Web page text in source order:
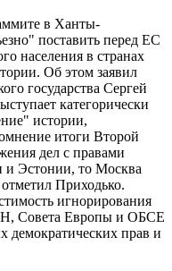
в Ханты-
поставить перед ЕС
населения в странах
Об этом заявил
государства Сергей
категорически
истории,
итоги Второй
дел с правами
и Эстонии, то Москва
Приходько.
игнорирования
Совета Европы и ОБСЕ
демократических прав и